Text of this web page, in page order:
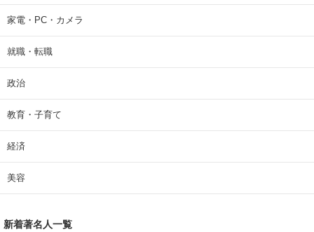
家電・PC・カメラ
就職・転職
政治
教育・子育て
経済
美容
新着著名人一覧